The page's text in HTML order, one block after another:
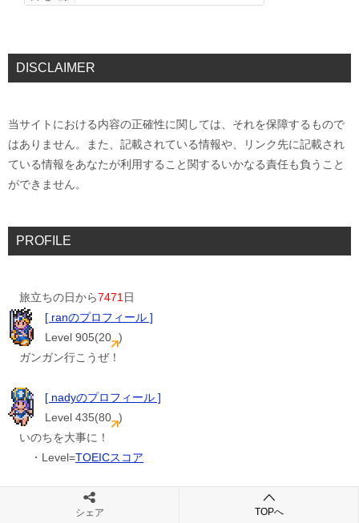
DISCLAIMER
当サイトにおける内容の正確性に関しては、それを保障するもので
はありません。また、記載されている情報や、リンク先に記載され
ている情報をあなたが利用すること関するいかなる責任も負うこと
ができません。
PROFILE
旅立ちの日から7471日
[ ranのプロフィール ]
Level 905(20 )
ガンガン行こうぜ！
[ nadyのプロフィール ]
Level 435(80 )
いのちを大事に！
・Level=TOEICスコア
シェア TOPへ